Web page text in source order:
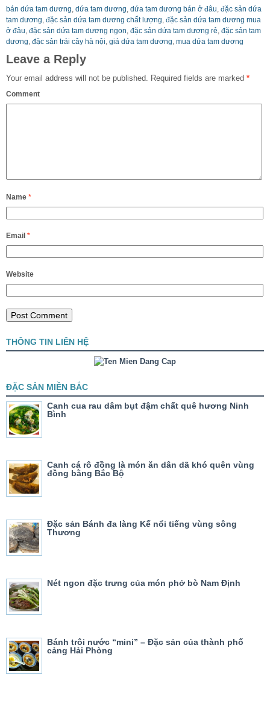
bán dứa tam dương, dứa tam dương, dứa tam dương bán ở đâu, đặc sản dứa
tam dương, đặc sản dứa tam dương chất lượng, đặc sản dứa tam dương mua
ở đâu, đặc sản dứa tam dương ngon, đặc sản dứa tam dương rẻ, đặc sản tam
dương, đặc sản trái cây hà nội, giá dứa tam dương, mua dứa tam dương
Leave a Reply
Your email address will not be published. Required fields are marked *
Comment
Name *
Email *
Website
THÔNG TIN LIÊN HỆ
ĐẶC SẢN MIỀN BẮC
Canh cua rau dâm bụt đậm chất quê hương Ninh
Bình
Canh cá rô đồng là món ăn dân dã khó quên vùng
đồng bằng Bắc Bộ
Đặc sản Bánh đa làng Kế nổi tiếng vùng sông
Thương
Nét ngon đặc trưng của món phở bò Nam Định
Bánh trôi nước “mini” – Đặc sản của thành phố
cảng Hải Phòng